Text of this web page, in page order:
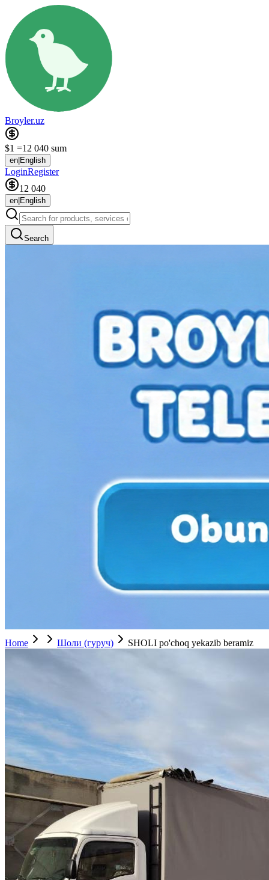
Broyler.uz
$1 =12 040 sum
en English
LoginRegister
12 040
en English
Search
Home Шоли (гуруч) SHOLI po'choq yekazib beramiz